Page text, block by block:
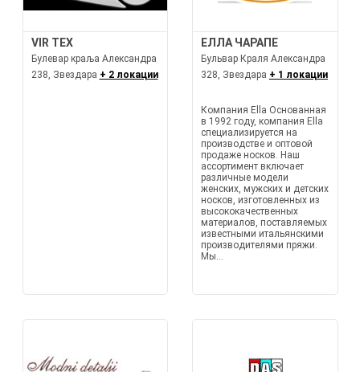
VIR TEX
Булевар краља Александра
238, Звездара + 2 локации
ЕЛЛА ЧАРАПЕ
Бульвар Краля Александра
328, Звездара + 1 локации
Компания Ella Основанная
в 1992 году, компания Ella
специализируется на
производстве и оптовой
продаже носков. Наш
ассортимент включает
различные модели
женских, мужских и детских
носков, изготовленных из
высококачественных
материалов, поставляемых
известными итальянскими
производителями пряжи.
Мы...